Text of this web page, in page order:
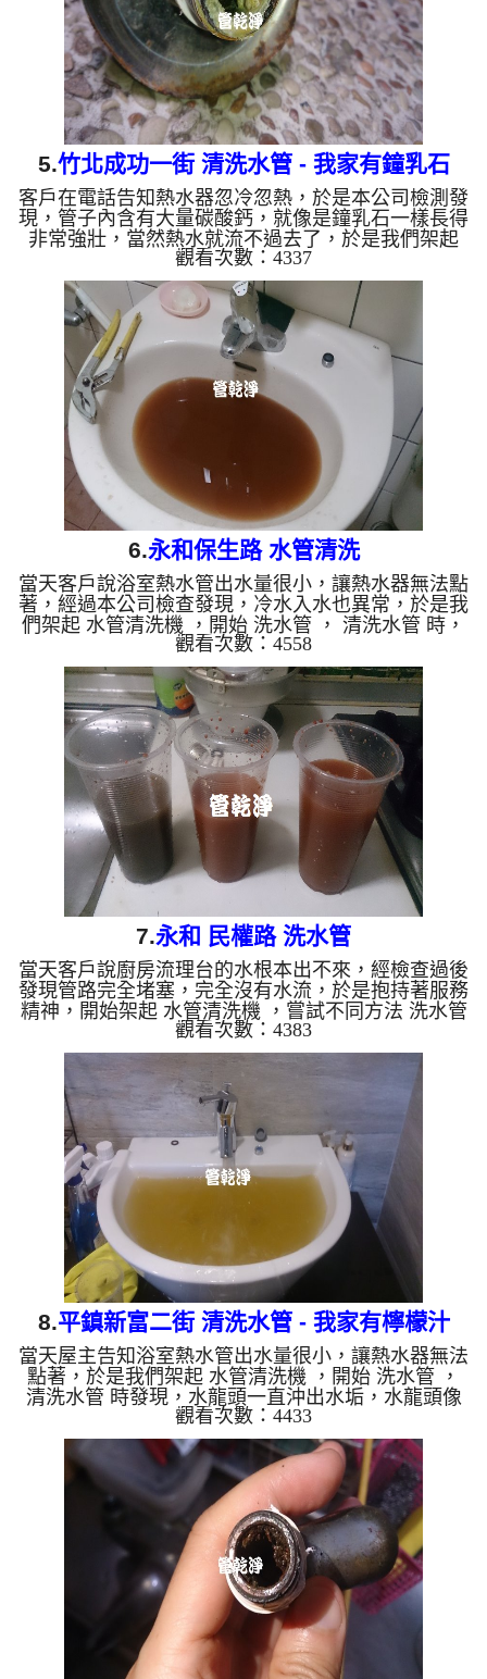
5.竹北成功一街 清洗水管 - 我家有鐘乳石
客戶在電話告知熱水器忽冷忽熱，於是本公司檢測發
現，管子內含有大量碳酸鈣，就像是鐘乳石一樣長得
非常強壯，當然熱水就流不過去了，於是我們架起
水管清洗機 ，開始 洗水管 ， 清洗水管 時，水龍頭
沖出相當多的石塊，過程好幾次 水管堵塞 ， 水管清
洗 約三小時，終於讓熱水水量能讓熱水器正常點起
來。 清洗水管 水管清洗 洗水管 熱水管堵塞 熱水忽
冷忽熱 ...
觀看次數：4337
6.永和保生路 水管清洗
當天客戶說浴室熱水管出水量很小，讓熱水器無法點
著，經過本公司檢查發現，冷水入水也異常，於是我
們架起 水管清洗機 ，開始 洗水管 ， 清洗水管 時，
水龍頭沖出相當多的咖啡，過程好幾次 水管堵塞 ，
讓我們心情大受打擊， 水管清洗 約兩小時，終於讓
浴室熱水水量能讓熱水器正常點起來。 清洗水管 水
管清洗 洗水管 熱水管堵塞 熱水忽冷忽熱 ...
觀看次數：4558
7.永和 民權路 洗水管
當天客戶說廚房流理台的水根本出不來，經檢查過後
發現管路完全堵塞，完全沒有水流，於是抱持著服務
精神，開始架起 水管清洗機 ，嘗試不同方法 洗水管
，沒想到試了幾次後，發現露出契機，雖然水流很小
但管路出水了，於是開始 清洗水管 ，但過程水管還
是經常塞住， 水管清洗 約兩個小時過後，終於幫屋
主解決問題。 清洗水管 水管清洗 洗水管 熱水管堵塞
熱水忽冷忽熱 ...
觀看次數：4383
8.平鎮新富二街 清洗水管 - 我家有檸檬汁
當天屋主告知浴室熱水管出水量很小，讓熱水器無法
點著，於是我們架起 水管清洗機 ，開始 洗水管 ，
清洗水管 時發現，水龍頭一直沖出水垢，水龍頭像
是裝了飲料店的可樂桶，一直出現黃色檸檬汁， 水
管清洗 約兩小時，終於把浴室熱水水量問題處理完
成。 清洗水管 水管清洗 洗水管 熱水管堵塞 熱水忽
冷忽熱 ...
觀看次數：4433